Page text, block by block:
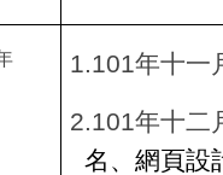
1.101年十一
2.101年十二
名、網頁設